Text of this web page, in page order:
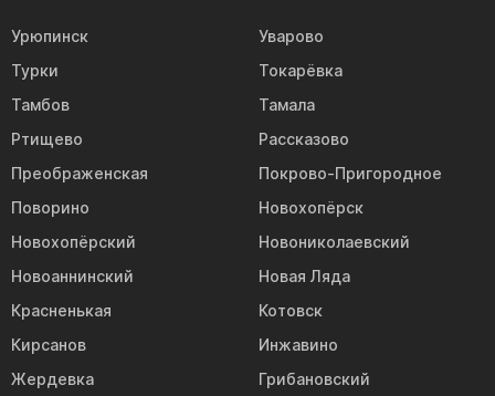
Урюпинск
Уварово
Турки
Токарёвка
Тамбов
Тамала
Ртищево
Рассказово
Преображенская
Покрово-Пригородное
Поворино
Новохопёрск
Новохопёрский
Новониколаевский
Новоаннинский
Новая Ляда
Красненькая
Котовск
Кирсанов
Инжавино
Жердевка
Грибановский